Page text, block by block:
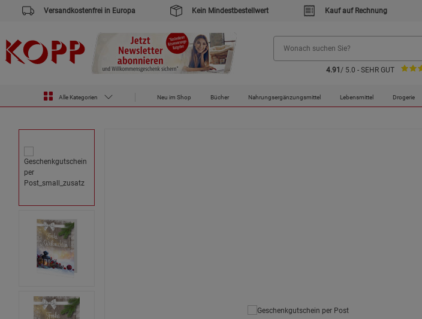
Versandkostenfrei in Europa Kein Mindestbestellwert Kauf auf Rechnung
4.91 / 5.0 - SEHR GUT
Alle Kategorien Neu im Shop Bücher Nahrungsergänzungsmittel Lebensmittel Drogerie
Zur Startseite des Kopp Verlag Online-Shop
Gutscheine Geschenkgutschein per Post